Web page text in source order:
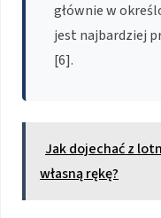
głównie w
jest najbardziej
[6].
Jak dojechać z
własną rękę?